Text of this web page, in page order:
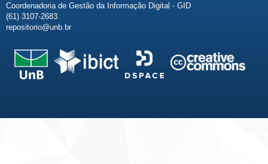
Coordenadoria de Gestão da Informação Digital - GID
(61) 3107-2683
repositorio@unb.br